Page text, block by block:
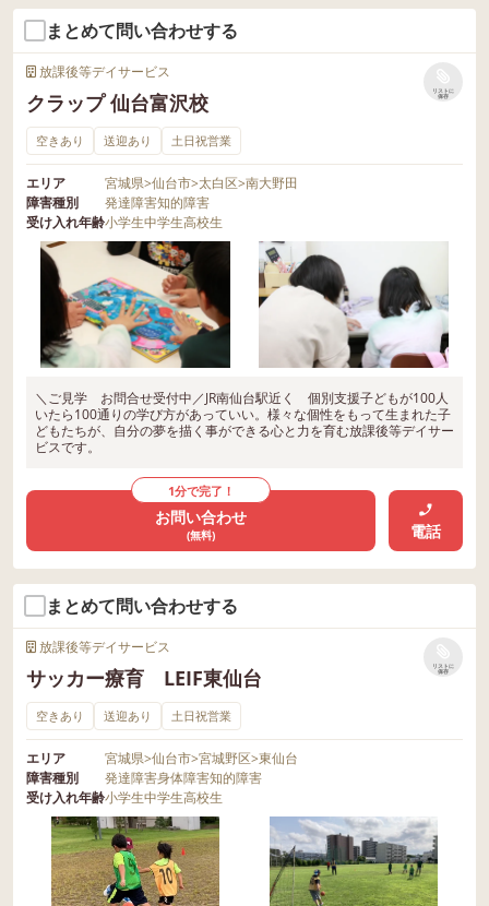
まとめて問い合わせする
放課後等デイサービス
クラップ 仙台富沢校
リストに
保存
空きあり 送迎あり 土日祝営業
エリア 宮城県>仙台市>太白区>南大野田
障害種別
発達障害知的障害
受け入れ年齢小学生中学生高校生
＼ご見学 お問合せ受付中／JR南仙台駅近く 個別支援子どもが100人
いたら100通りの学び方があっていい。様々な個性をもって生まれた子
どもたちが、自分の夢を描く事ができる心と力を育む放課後等デイサー
ビスです。
1分で完了！
お問い合わせ
(無料) 電話
まとめて問い合わせする
放課後等デイサービス
サッカー療育 LEIF東仙台
リストに
保存
空きあり 送迎あり 土日祝営業
エリア 宮城県>仙台市>宮城野区>東仙台
障害種別
発達障害身体障害知的障害
受け入れ年齢小学生中学生高校生